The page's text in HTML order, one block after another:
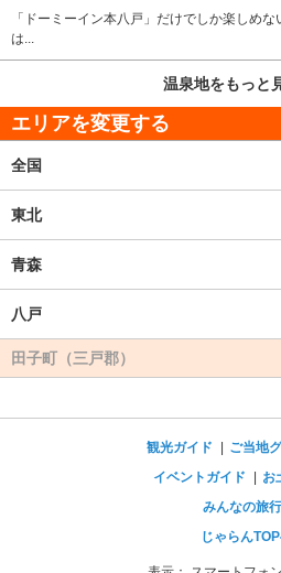
「ドーミーイン本八戸」だけでしか楽しめ
は...
温泉地をもっと
エリアを変更する
全国
東北
青森
八戸
田子町（三戸郡）
観光ガイド
ご当地
イベントガイド
お
みんなの旅
じゃらん